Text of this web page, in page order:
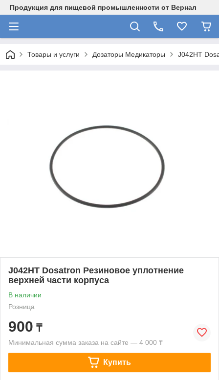
Продукция для пищевой промышленности от Вернал
Товары и услуги Дозаторы Медикаторы J042HT
J042HT Dosatron Резиновое уплотнение
верхней части корпуса
В наличии
Розница
900 ₸
Минимальная сумма заказа на сайте — 4 000 ₸
Купить